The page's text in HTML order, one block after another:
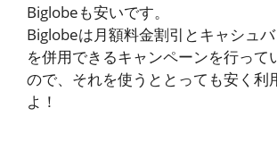
Biglobeも安いです。
Biglobeは月額料金割引とキャシュ
を併用できるキャンペーンを行って
ので、それを使うととっても安く利
よ！